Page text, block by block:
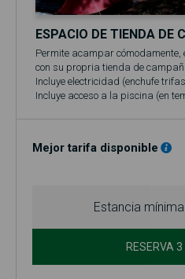
ESPACIO DE TIENDA DE
Permite acampar
con su propria tienda de
Incluye electricidad (enchufe
Incluye acceso a la piscina (en
Mejor tarifa disponible
Estancia
RESERVA